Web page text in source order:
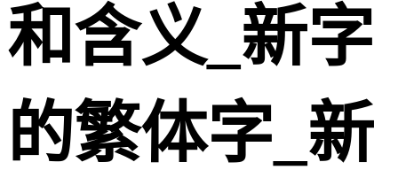
和含义_新字
的繁体字_新